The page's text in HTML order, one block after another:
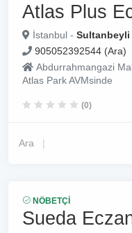
Atlas Plus
İstanbul - Sultanbeyli
905052392544 (Ara)
Abdurrahmangazi
Atlas Park AVMsinde
(0)
Ara
NÖBETÇI
Sueda